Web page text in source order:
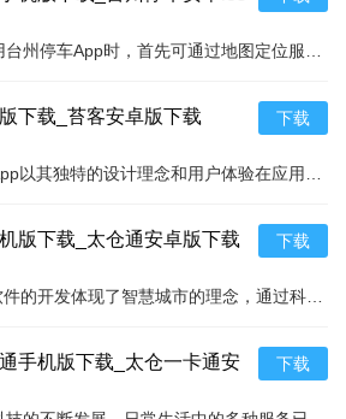
色的性能和实用的功能，确实为用户的数
太一护照能够在未来发挥更大的作用，
全的数字身份解决方案。
下载_苔客安卓版下载 下载
版下载_太仓通安卓版下载 下载
手机版下载_太仓一卡通安
下载